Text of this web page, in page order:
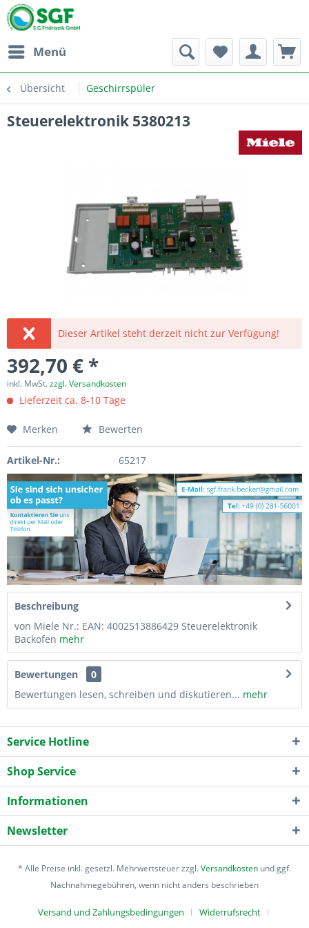
Menü
Übersicht Geschirrspüler
Steuerelektronik 5380213
Dieser Artikel steht derzeit nicht zur Verfügung!
392,70 € *
inkl. MwSt.zzgl. Versandkosten
Lieferzeit ca. 8-10 Tage
Merken Bewerten
Artikel-Nr.: 65217
Beschreibung
von Miele Nr.: EAN: 4002513886429 Steuerelektronik
Backofen mehr
Bewertungen
0
Bewertungen lesen, schreiben und diskutieren... mehr
Service Hotline
Shop Service
Informationen
Newsletter
* Alle Preise inkl. gesetzl. Mehrwertsteuer zzgl.Versandkosten und ggf.
Nachnahmegebühren, wenn nicht anders beschrieben
Versand und Zahlungsbedingungen Widerrufsrecht